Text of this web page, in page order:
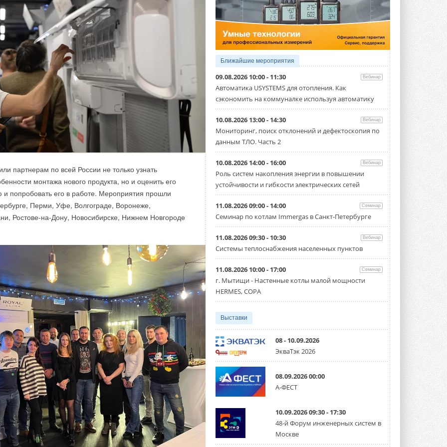
партнерам по всей России не только узнать
монтажа нового продукта, но и оценить его
попробовать его в работе. Мероприятия прошли
Перми, Уфе, Волгограде, Воронеже,
Ростове-на-Дону, Новосибирске, Нижнем Новгороде
5 АВГУСТА 2026
21-й ежегодный форум
«ЦОД-2026»
Мероприятие пройдет 2-3 сентября в
отеле Radisson Slavyanskaya. Форум
посетит более двух тысяч участников ...
5 АВГУСТА 2026
Китайская Shenling представила
линейку тепловых насосов
«воздух-вода» на R290
Серия ThermaX R290 All-In-One
включает три модели ...
Тепловые насосы в связке с
солнечной генерацией и
накопителем снижают
потребление на 60%
Исследователи из Италии установили ...
4 АВГУСТА 2026
«РУСКЛИМАТ Fest 2026» в Уфе
собрал свыше 700 профи
климатической отрасли
Организатором выступил торгово-
производственный холдинг ...
ЦОД с плотностью 54 кВт на
стойку
3 АВГУСТА 2026
систему DVM на R32
Линейка включает семь типоразмеров
производительностью от 22,4 до 56 кВт.
Суммарная длина трубопроводов ...
3 АВГУСТА 2026
«СиСофт Девелопмент» подвел
итоги конкурса студенческих
стартует уже в сентябре 2026 года ...
3 АВГУСТА 2026
«Русклимат» укрепляет
Ближайшие мероприятия
09.08.2026 10:00 - 11:30 Вебинар
Автоматика USYSTEMS для отопления. Как
сэкономить на коммуналке используя автоматику
10.08.2026 13:00 - 14:30 Вебинар
Мониторинг, поиск отклонений и дефектоскопия по
данным ТЛО. Часть 2
10.08.2026 14:00 - 16:00 Вебинар
Роль систем накопления энергии в повышении
устойчивости и гибкости электрических сетей
11.08.2026 09:00 - 14:00 Семинар
Семинар по котлам Immergas в Санкт-Петербурге
11.08.2026 09:30 - 10:30 Вебинар
Системы теплоснабжения населенных пунктов
11.08.2026 10:00 - 17:00 Семинар
г. Мытищи - Настенные котлы малой мощности
HERMES, COPA
Выставки
08 - 10.09.2026
ЭкваТэк 2026
08.09.2026 00:00
А-ФЕСТ
10.09.2026 09:30 - 17:30
48-й Форум инженерных систем в
Москве
два: Фили — Киевский вокзал и Печатники —
сообщению городских властей, электротрамваи будут
конструкция судов спроектирована так, что позволяет
речные трамваи появились в 1923 году, а в 2006
были закрыты, остались только туристические.